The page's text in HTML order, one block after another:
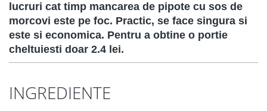
lucruri cat timp mancarea de pipote cu sos de
morcovi este pe foc. Practic, se face singura si
este si economica. Pentru a obtine o portie
cheltuiesti doar 2.4 lei.
INGREDIENTE